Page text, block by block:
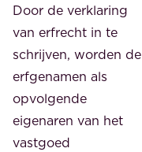
Door de verklaring
van erfrecht in te
schrijven, worden de
erfgenamen als
opvolgende
eigenaren van het
vastgoed